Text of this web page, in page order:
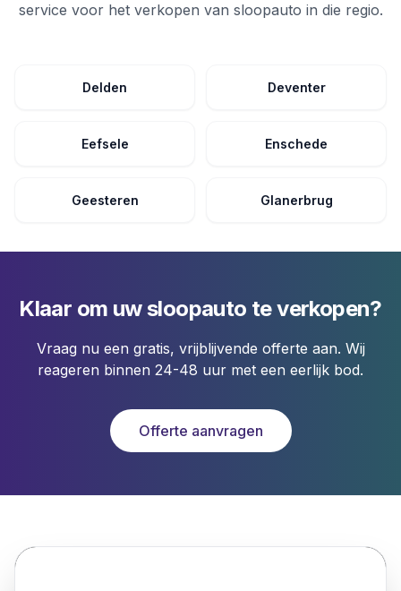
service voor het verkopen van sloopauto in die regio.
Delden Deventer
Eefsele Enschede
Geesteren Glanerbrug
Klaar om uw sloopauto te verkopen?
Vraag nu een gratis, vrijblijvende offerte aan. Wij
reageren binnen 24-48 uur met een eerlijk bod.
Offerte aanvragen